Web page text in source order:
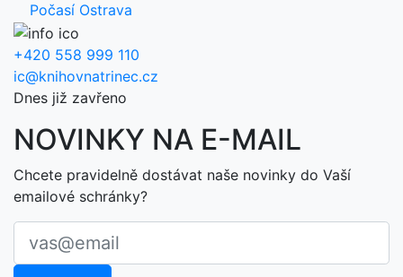
Počasí Ostrava
+420 558 999 110
ic@knihovnatrinec.cz
Dnes již zavřeno
NOVINKY NA E-MAIL
Chcete pravidelně dostávat naše novinky do Vaší
emailové schránky?